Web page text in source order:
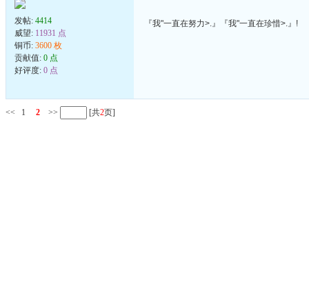
发帖: 4414
威望: 11931 点
铜币: 3600 枚
贡献值: 0 点
好评度: 0 点
『我"一直在努力>.』『我"一直在珍惜>.』!
<< 1 2 >> [共2页]